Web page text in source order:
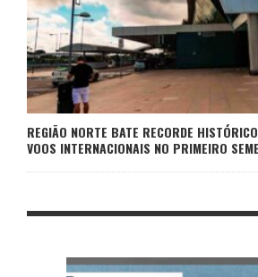
REGIÃO NORTE BATE RECORDE
VOOS INTERNACIONAIS NO PRIMEIRO